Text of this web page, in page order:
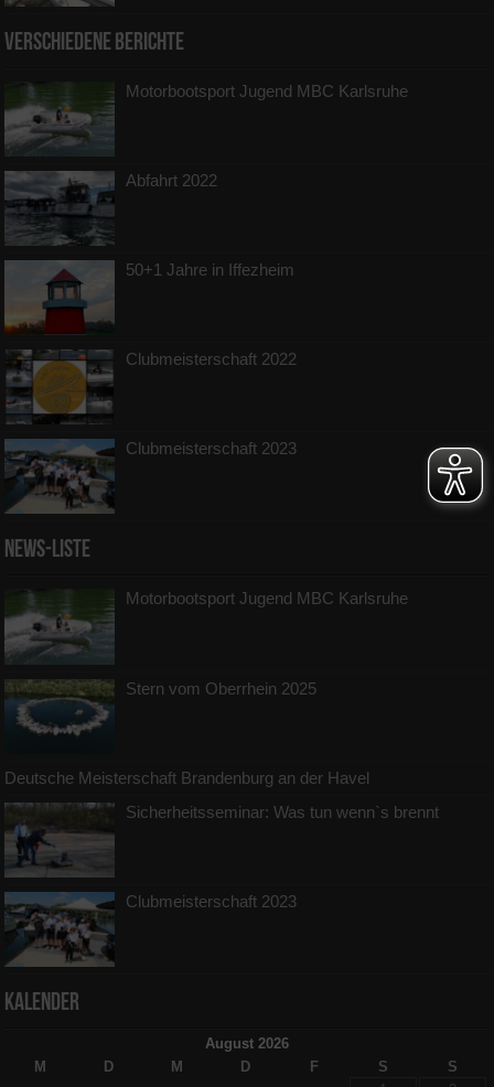
Verschiedene Berichte
Motorbootsport Jugend MBC Karlsruhe
Abfahrt 2022
50+1 Jahre in Iffezheim
Clubmeisterschaft 2022
Clubmeisterschaft 2023
News-Liste
Motorbootsport Jugend MBC Karlsruhe
Stern vom Oberrhein 2025
Deutsche Meisterschaft Brandenburg an der Havel
Sicherheitsseminar: Was tun wenn`s brennt
Clubmeisterschaft 2023
Kalender
August 2026
M
D M D F S
S